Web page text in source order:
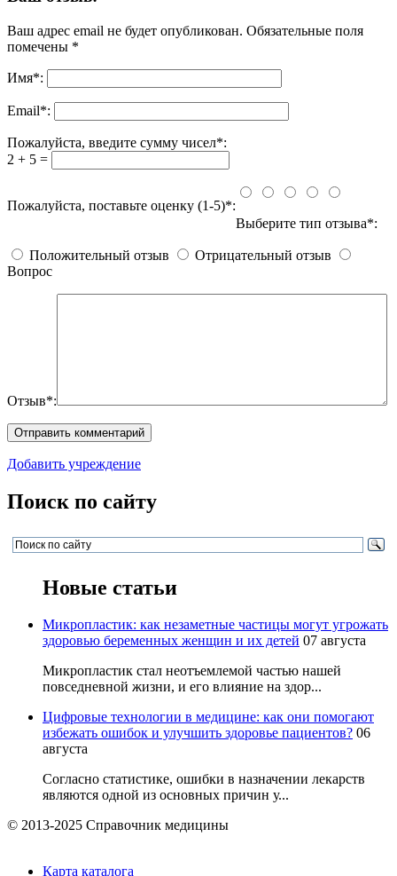
Ваш адрес email не будет опубликован. Обязательные поля
помечены *
Имя*:
Email*:
Пожалуйста, введите сумму чисел*:
2 + 5 =
Пожалуйста, поставьте оценку (1-5)*:
Выберите тип отзыва*:
Положительный отзыв
Отрицательный отзыв
Вопрос
Отзыв*:
Добавить учреждение
Поиск по сайту
Новые статьи
Микропластик: как незаметные частицы могут угрожать
здоровью беременных женщин и их детей 07 августа
Микропластик стал неотъемлемой частью нашей
повседневной жизни, и его влияние на здор...
Цифровые технологии в медицине: как они помогают
избежать ошибок и улучшить здоровье пациентов? 06
августа
Согласно статистике, ошибки в назначении лекарств
являются одной из основных причин у...
© 2013-2025 Справочник медицины
Карта каталога